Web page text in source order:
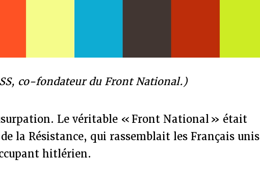
co-fondateur du Front National.)
Le véritable « Front National » était
la Résistance, qui rassemblait les Français unis
hitlérien.